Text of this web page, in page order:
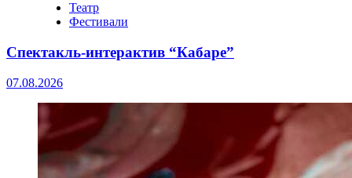
Театр
Фестивали
Спектакль-интерактив “Кабаре”
07.08.2026